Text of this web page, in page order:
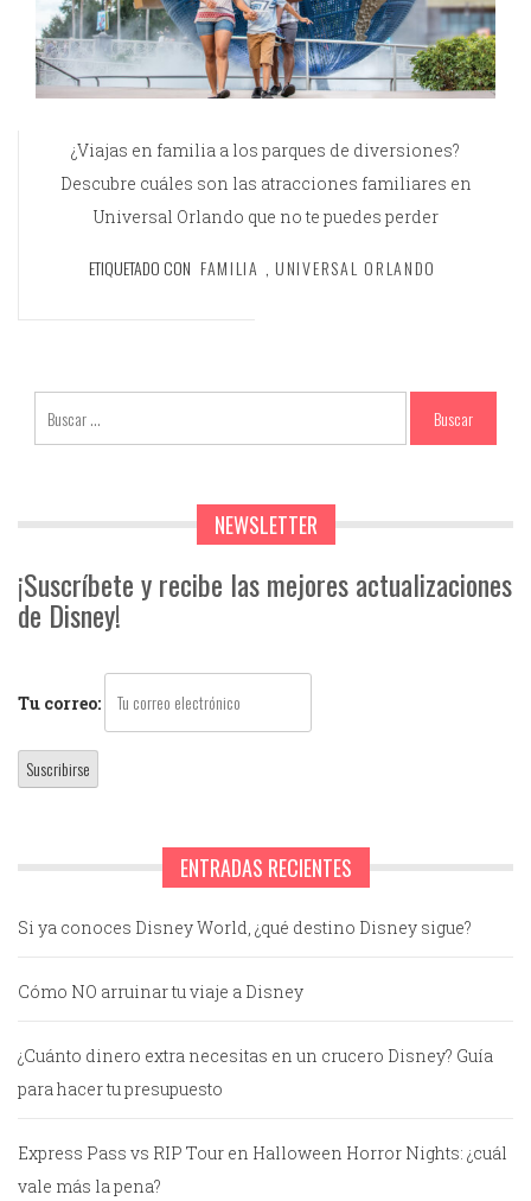
¿Viajas en familia a los parques de diversiones?
Descubre cuáles son las atracciones familiares en
Universal Orlando que no te puedes perder
ETIQUETADO CON FAMILIA , UNIVERSAL ORLANDO
NEWSLETTER
¡Suscríbete y recibe las mejores actualizaciones
de Disney!
Tu correo:
ENTRADAS RECIENTES
Si ya conoces Disney World, ¿qué destino Disney sigue?
Cómo NO arruinar tu viaje a Disney
¿Cuánto dinero extra necesitas en un crucero Disney? Guía
para hacer tu presupuesto
Express Pass vs RIP Tour en Halloween Horror Nights: ¿cuál
vale más la pena?